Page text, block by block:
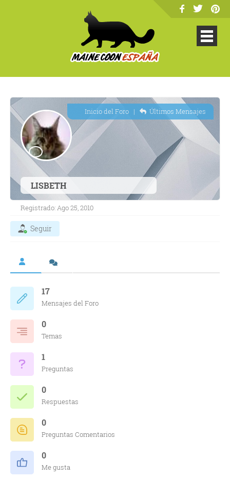
LISBETH
Inicio del Foro| Últimos Mensajes
Registrado: Ago 25, 2010
Seguir
17
Mensajes del Foro
0
Temas
1
Preguntas
0
Respuestas
0
Preguntas Comentarios
0
Me gusta